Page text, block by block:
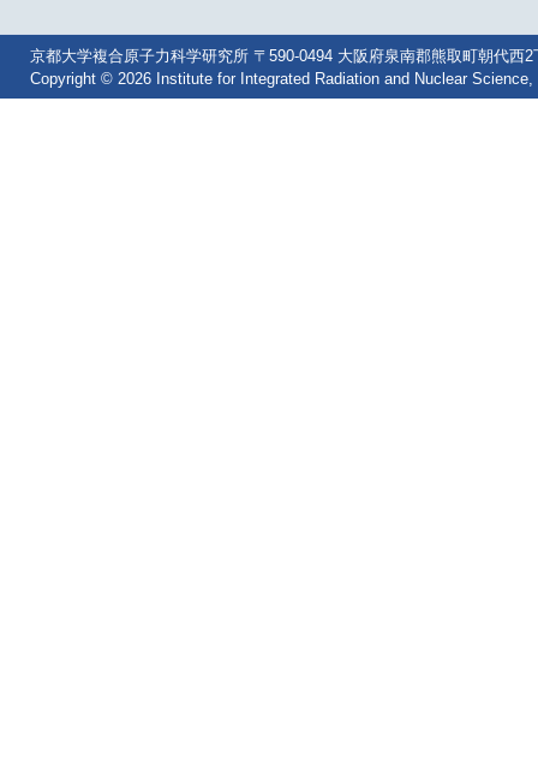
京都大学複合原子力科学研究所 〒590-0494 大阪府泉南郡熊取町朝代西
Copyright © 2026 Institute for Integrated Radiation and Nuclear